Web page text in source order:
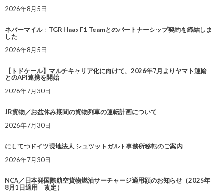
2026年8月5日
ネバーマイル：TGR Haas F1 Teamとのパートナーシップ契約を締結しま
した
2026年8月5日
【トドケール】マルチキャリア化に向けて、2026年7月よりヤマト運輸
とのAPI連携を開始
2026年7月30日
JR貨物／お盆休み期間の貨物列車の運転計画について
2026年7月30日
にしてつドイツ現地法人 シュツットガルト事務所移転のご案内
2026年7月30日
NCA／日本発国際航空貨物燃油サーチャージ適用額のお知らせ（2026年
8月1日適用 改定）